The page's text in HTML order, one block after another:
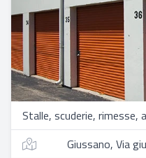
Stalle, scuderie, rimesse,
Giussano, Via